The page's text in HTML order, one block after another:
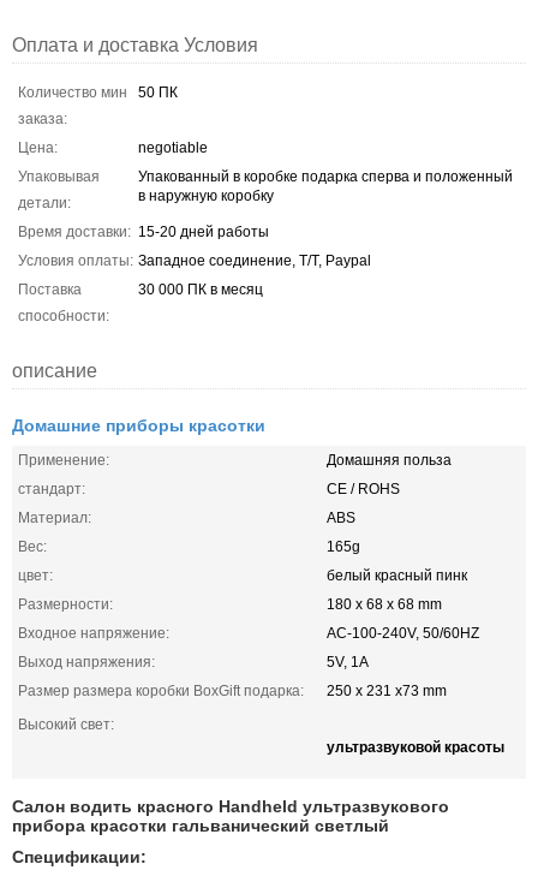
Оплата и доставка Условия
Количество мин
заказа:
50 ПК
Цена:
negotiable
Упаковывая
детали:
Упакованный в коробке подарка сперва и положенный
в наружную коробку
Время доставки: 15-20 дней работы
Условия оплаты: Западное соединение, T/T, Paypal
Поставка
способности:
30 000 ПК в месяц
описание
Домашние приборы красотки
Применение:
Домашняя польза
стандарт:
CE / ROHS
Материал:
ABS
Вес:
165g
цвет:
белый красный пинк
Размерности:
180 x 68 x 68 mm
Входное напряжение:
AC-100-240V, 50/60HZ
Выход напряжения:
5V, 1A
Размер размера коробки BoxGift подарка:
250 x 231 x73 mm
Высокий свет:
ультразвуковой красоты
Салон водить красного Handheld ультразвукового
прибора красотки гальванический светлый
Спецификации: